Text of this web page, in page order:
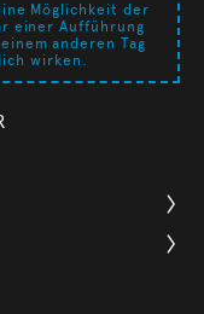
Möglichkeit der
einer Aufführung
anderen Tag
wirken.

